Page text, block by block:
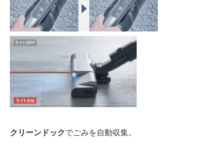
クリーンドックでごみを自動収集。